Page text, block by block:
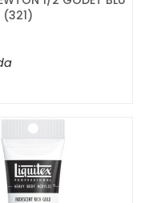
(321)